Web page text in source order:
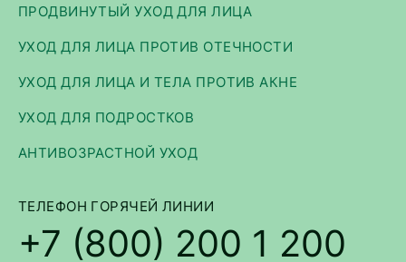
ПРОДВИНУТЫЙ УХОД ДЛЯ ЛИЦА
УХОД ДЛЯ ЛИЦА ПРОТИВ ОТЕЧНОСТИ
УХОД ДЛЯ ЛИЦА И ТЕЛА ПРОТИВ АКНЕ
УХОД ДЛЯ ПОДРОСТКОВ
АНТИВОЗРАСТНОЙ УХОД
ТЕЛЕФОН ГОРЯЧЕЙ ЛИНИИ
+7 (800) 200 1 200